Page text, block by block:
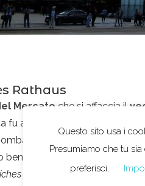
Rathaus
Mercato che si affaccia il
fu aggiunta solo
che nel 1943
2 anni, per ripararla,
Museum ), uno dei più
Questo sito usa i
Presumiamo che tu
preferisci.